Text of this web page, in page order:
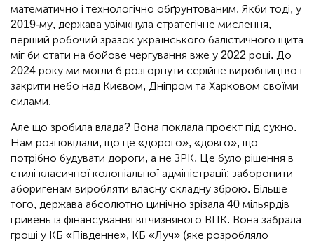
математично і технологічно обґрунтованим. Якби тоді, у
2019-му, держава увімкнула стратегічне мислення,
перший робочий зразок українського балістичного щита
міг би стати на бойове чергування вже у 2022 році. До
2024 року ми могли б розгорнути серійне виробництво і
закрити небо над Києвом, Дніпром та Харковом своїми
силами.
Але що зробила влада? Вона поклала проєкт під сукно.
Нам розповідали, що це «дорого», «довго», що
потрібно будувати дороги, а не ЗРК. Це було рішення в
стилі класичної колоніальної адміністрації: заборонити
аборигенам виробляти власну складну зброю. Більше
того, держава абсолютно цинічно зрізала 40 мільярдів
гривень із фінансування вітчизняного ВПК. Вона забрала
гроші у КБ «Південне», КБ «Луч» (яке розробляло